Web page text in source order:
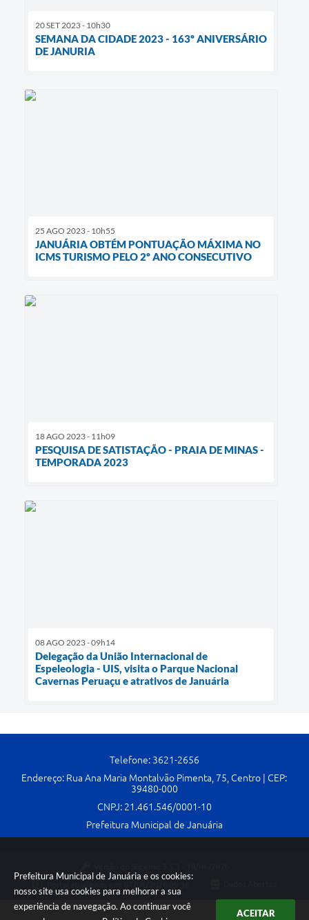
Prefeitura Municipal de Januária e os cookies:
nosso site usa cookies para melhorar a sua
experiência de navegação. Ao continuar você
ACEITAR
20 SET 2023 - 10h30
SEMANA DA CIDADE 2023 - 163º ANIVERSÁRIO
DE JANURIA
25 AGO 2023 - 10h55
JANUÁRIA OBTÉM PONTUAÇÃO MÁXIMA NO
ICMS TURISMO PELO 2º ANO CONSECUTIVO
18 AGO 2023 - 11h09
PESQUISA DE SATISTAÇÃO - PRAIA DE MINAS -
TEMPORADA 2023
08 AGO 2023 - 09h14
Delegação da União Internacional de
Espeleologia - UIS, visita o Parque Nacional
Cavernas Peruaçu e atrativos de Januária
Telefone: 3621-2656
Endereço: Rua Ana Maria Montalvão Pimenta, 75, Centro | CEP:
39480-000
CNPJ: 21.461.546/0001-10
Prefeitura Municipal de Januária